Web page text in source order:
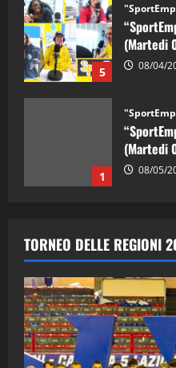
5
(Martedi
08/04/
1
(Martedi
08/05/
2
(Martedi
28/04/
(Martedi
TORNEO DELLE REGIONI